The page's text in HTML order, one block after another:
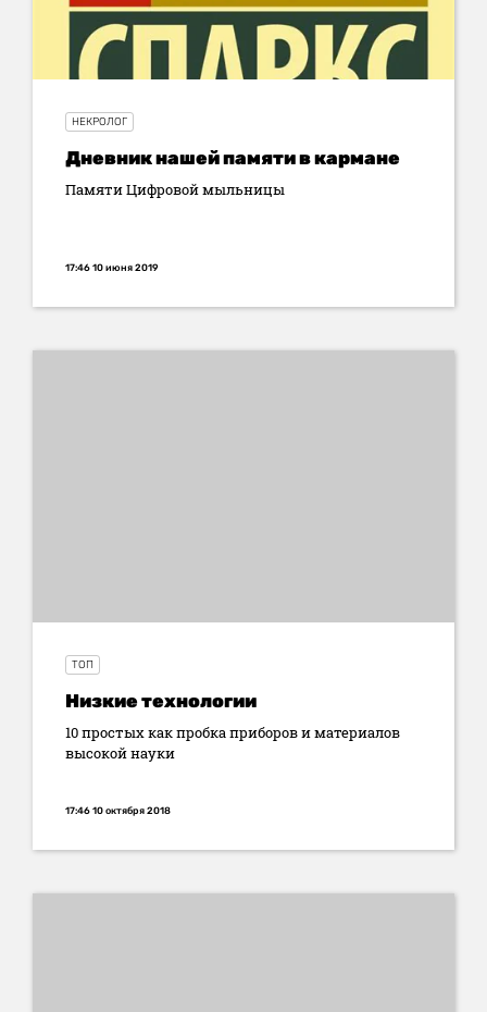
НЕКРОЛОГ
Дневник нашей памяти в кармане
Памяти Цифровой мыльницы
17:46 10 июня 2019
ТОП
Низкие технологии
10 простых как пробка приборов и материалов
высокой науки
17:46 10 октября 2018